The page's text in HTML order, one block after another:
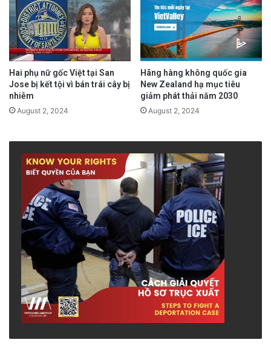
ăn uống tại chỗ, nhưng chủ yếu phục vụ dịch
vụ giao hàng và nhận hàng.
Đọc tin tiếng Anh tại đây.
Hai phụ nữ gốc Việt tại San
Jose bị kết tội vì bán trái cây bị
nhiễm
August 2, 2024
Hãng hàng không quốc gia
New Zealand hạ mục tiêu
giảm phát thải năm 2030
August 2, 2024